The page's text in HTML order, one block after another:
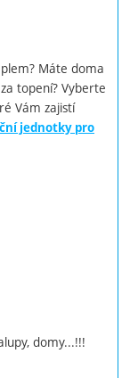
Máte doma
topení? Vyberte
Vám zajistí
jednotky pro
domy...!!!